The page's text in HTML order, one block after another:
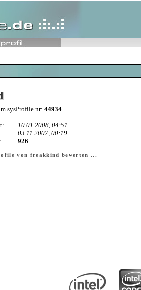
sysProfile nr: 44934
10.01.2008, 04:51
03.11.2007, 00:19
926
von freakkind bewerten ...